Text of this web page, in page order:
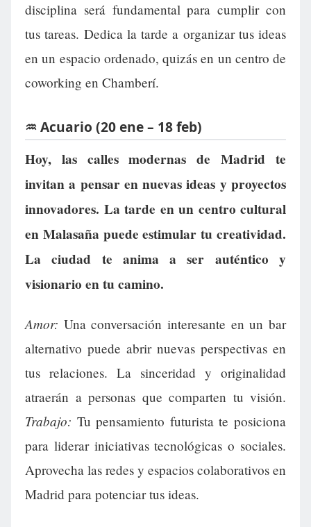
disciplina será fundamental para cumplir con
tus tareas. Dedica la tarde a organizar tus ideas
en un espacio ordenado, quizás en un centro de
coworking en Chamberí.
♒ Acuario (20 ene – 18 feb)
Hoy, las calles modernas de Madrid te
invitan a pensar en nuevas ideas y proyectos
innovadores. La tarde en un centro cultural
en Malasaña puede estimular tu creatividad.
La ciudad te anima a ser auténtico y
visionario en tu camino.
Amor: Una conversación interesante en un bar
alternativo puede abrir nuevas perspectivas en
tus relaciones. La sinceridad y originalidad
atraerán a personas que comparten tu visión.
Trabajo: Tu pensamiento futurista te posiciona
para liderar iniciativas tecnológicas o sociales.
Aprovecha las redes y espacios colaborativos en
Madrid para potenciar tus ideas.